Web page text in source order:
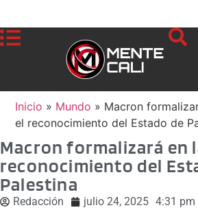
Inicio » Mundo » Macron
el reconocimiento del Estado de
Macron formalizará en
reconocimiento del
Palestina
Redacción julio 24, 2025 4:31 pm